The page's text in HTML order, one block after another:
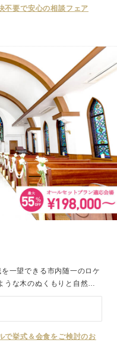
のも魅力 。全館貸切も可
不要で安心の相談フェア
一望できる市内随一のロケ
うな木のぬくもりと自然の
ており、館内からバリアフ
トの方にも安心してお進み
が洗練度を高め、映画のよ
テル最上階にあるレストラ
差し込み、会場内はとて
で挙式＆会食をご検討のお